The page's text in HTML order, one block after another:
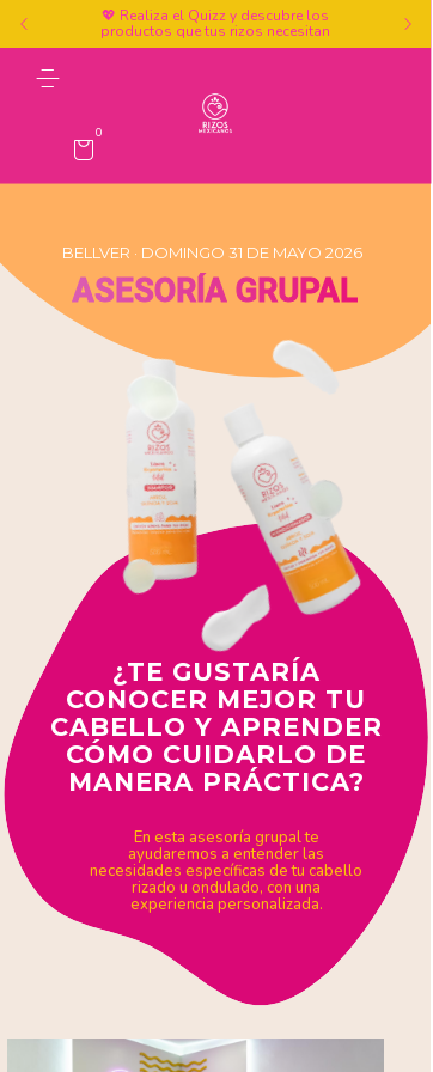
💖 Realiza el Quizz y descubre los
productos que tus rizos necesitan
0
BELLVER · DOMINGO 31 DE MAYO 2026
ASESORÍA GRUPAL
¿TE GUSTARÍA
CONOCER MEJOR TU
CABELLO Y APRENDER
CÓMO CUIDARLO DE
MANERA PRÁCTICA?
En esta asesoría grupal te
ayudaremos a entender las
necesidades específicas de tu cabello
rizado u ondulado, con una
experiencia personalizada.